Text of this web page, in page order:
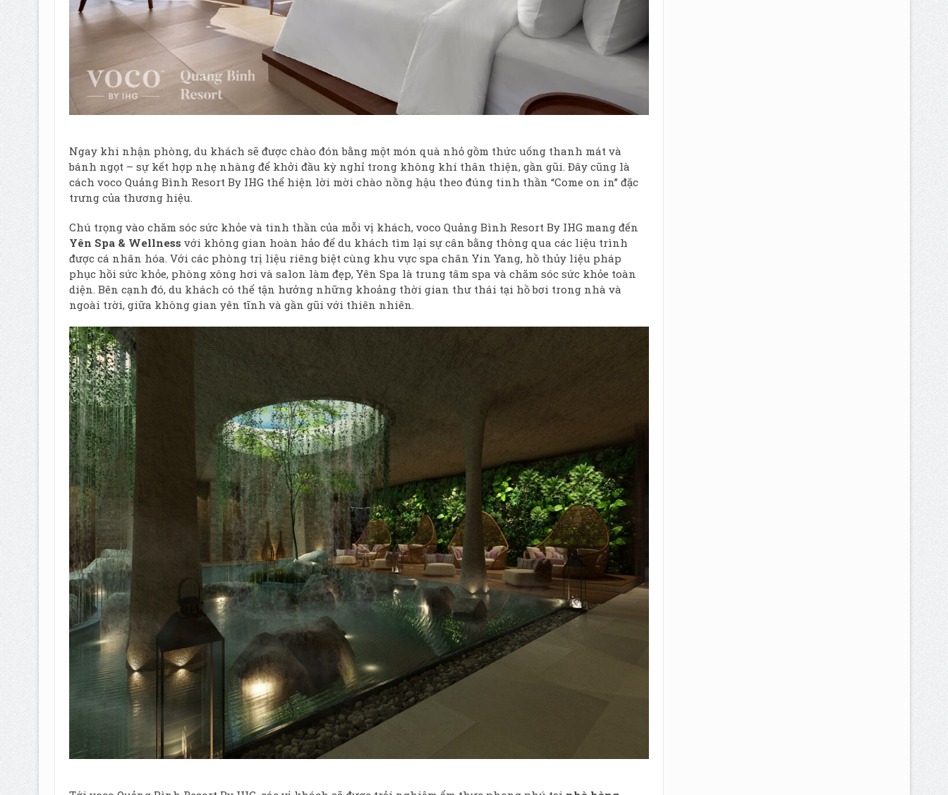
Ngay khi nhận phòng, du khách sẽ được chào đón bằng một món quà nhỏ gồm thức uống thanh mát và
bánh ngọt – sự kết hợp nhẹ nhàng để khởi đầu kỳ nghỉ trong không khí thân thiện, gần gũi. Đây cũng là
cách voco Quảng Bình Resort By IHG thể hiện lời mời chào nồng hậu theo đúng tinh thần “Come on in” đặc
trưng của thương hiệu.
Chú trọng vào chăm sóc sức khỏe và tinh thần của mỗi vị khách, voco Quảng Bình Resort By IHG mang đến
Yên Spa & Wellness với không gian hoàn hảo để du khách tìm lại sự cân bằng thông qua các liệu trình
được cá nhân hóa. Với các phòng trị liệu riêng biệt cùng khu vực spa chân Yin Yang, hồ thủy liệu pháp
phục hồi sức khỏe, phòng xông hơi và salon làm đẹp, Yên Spa là trung tâm spa và chăm sóc sức khỏe toàn
diện. Bên cạnh đó, du khách có thể tận hưởng những khoảng thời gian thư thái tại hồ bơi trong nhà và
ngoài trời, giữa không gian yên tĩnh và gần gũi với thiên nhiên.